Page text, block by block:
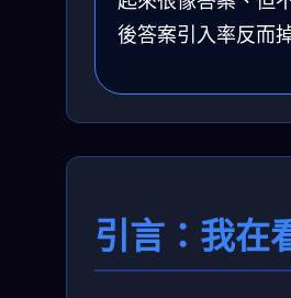
後答案引入率反而
引言：我在